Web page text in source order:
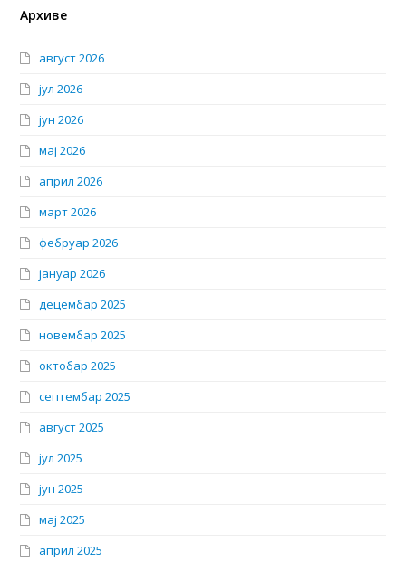
Архиве
август 2026
јул 2026
јун 2026
мај 2026
април 2026
март 2026
фебруар 2026
јануар 2026
децембар 2025
новембар 2025
октобар 2025
септембар 2025
август 2025
јул 2025
јун 2025
мај 2025
април 2025